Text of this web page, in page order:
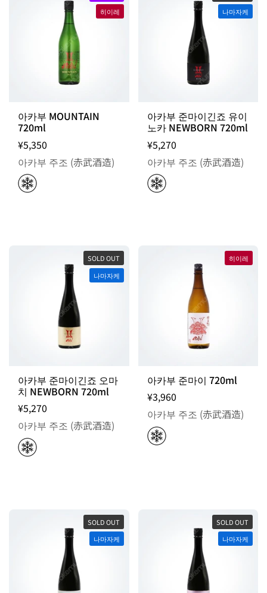
아카부 MOUNTAIN
720ml
¥5,350
아카부 주조 (赤武酒造)
히이레
아카부 준마이긴죠 유이
노카 NEWBORN 720ml
¥5,270
아카부 주조 (赤武酒造)
나마자케
아카부 준마이긴죠 오마
치 NEWBORN 720ml
¥5,270
아카부 주조 (赤武酒造)
SOLD OUT
나마자케
아카부 준마이 720ml
¥3,960
아카부 주조 (赤武酒造)
히이레
SOLD OUT
나마자케
SOLD OUT
나마자케